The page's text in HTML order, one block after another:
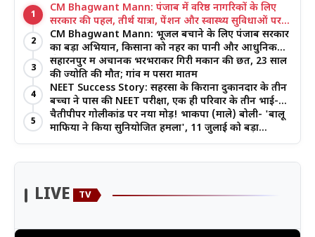
1
CM Bhagwant Mann: पंजाब में वरिष्ठ नागरिकों के लिए
सरकार की पहल, तीर्थ यात्रा, पेंशन और स्वास्थ्य सुविधाओं पर
जोर
2
CM Bhagwant Mann: भूजल बचाने के लिए पंजाब सरकार
का बड़ा अभियान, किसानों को नहर का पानी और आधुनिक
खेती का मिल रहा लाभ
3
सहारनपुर में अचानक भरभराकर गिरी मकान की छत, 23 साल
की ज्योति की मौत; गांव में पसरा मातम
4
NEET Success Story: सहरसा के किराना दुकानदार के तीन
बच्चों ने पास की NEET परीक्षा, एक ही परिवार के तीन भाई-
बहनों ने रचा इतिहास
5
चैतीपीपर गोलीकांड पर नया मोड़! भाकपा (माले) बोली- 'बालू
माफिया ने किया सुनियोजित हमला', 11 जुलाई को बड़ा
आंदोलन
LIVE TV